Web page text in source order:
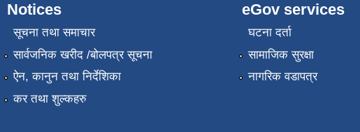
Notices
सूचना तथा समाचार
सार्वजनिक खरीद /बोलपत्र सूचना
ऐन, कानुन तथा निर्देशिका
कर तथा शुल्कहरु
eGov services
घटना दर्ता
सामाजिक सुरक्षा
नागरिक वडापत्र